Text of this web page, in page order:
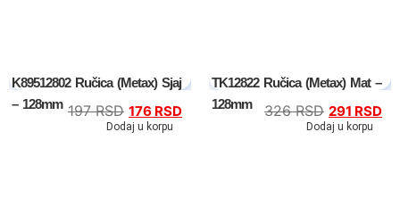
K89512802 Ručica (Metax) Sjaj
– 128mm 197RSD 176 RSD
Dodaj u korpu
TK12822 Ručica (Metax) Mat –
128mm
326RSD 291 RSD
Dodaj u korpu
Klub stolovi